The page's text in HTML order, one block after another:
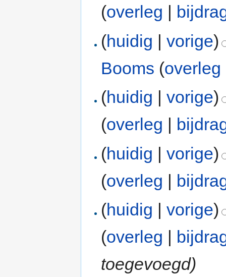
(overleg
(huidig |vorige)
Booms (overleg
(huidig |vorige)
(overleg |
(huidig |vorige)
(overleg |
(huidig |vorige)
(overleg |
toegevoegd)